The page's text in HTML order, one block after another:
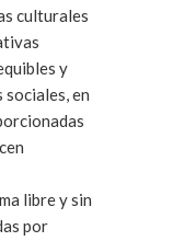
culturales
y
sociales, en
libre y sin
por